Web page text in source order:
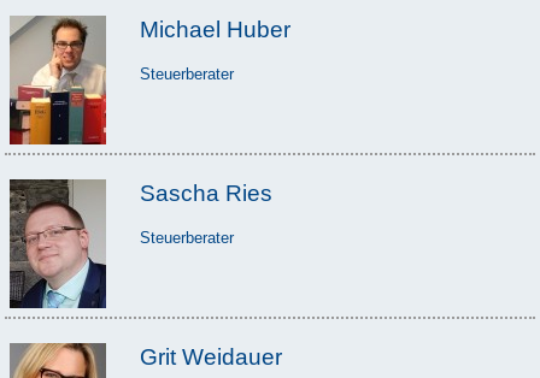
Michael Huber
Steuerberater
Sascha Ries
Steuerberater
Grit Weidauer